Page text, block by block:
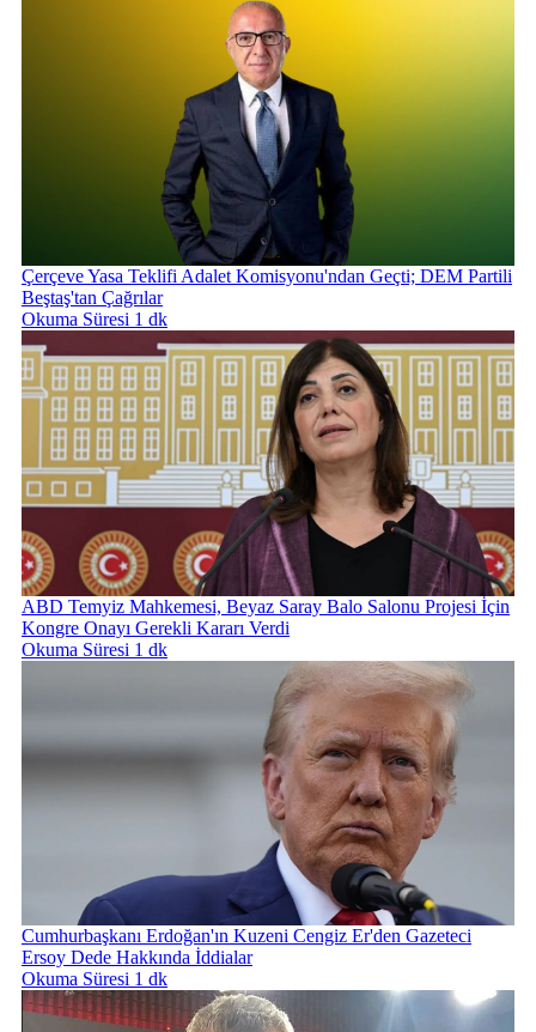
Çerçeve Yasa Teklifi Adalet Komisyonu'ndan Geçti; DEM Partili
Beştaş'tan Çağrılar
Okuma Süresi 1 dk
ABD Temyiz Mahkemesi, Beyaz Saray Balo Salonu Projesi İçin
Kongre Onayı Gerekli Kararı Verdi
Okuma Süresi 1 dk
Cumhurbaşkanı Erdoğan'ın Kuzeni Cengiz Er'den Gazeteci
Ersoy Dede Hakkında İddialar
Okuma Süresi 1 dk